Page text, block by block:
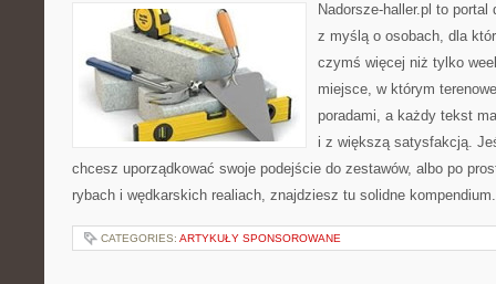
Nadorsze-haller.pl to portal
z myślą o osobach, dla
czymś więcej niż tylko
miejsce, w którym
poradami, a każdy tekst
i z większą satysfakcją.
chcesz uporządkować swoje podejście do zestawów, albo po
rybach i wędkarskich realiach, znajdziesz tu solidne
CATEGORIES: ARTYKUŁY SPONSOROWANE